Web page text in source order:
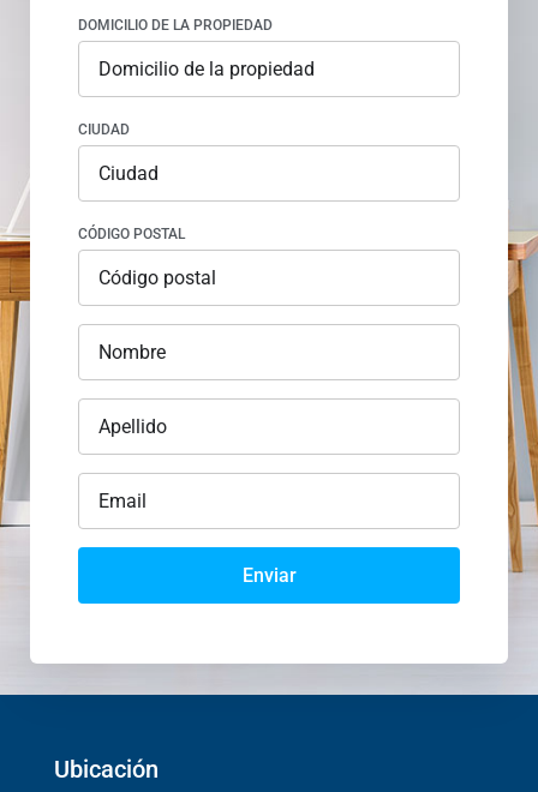
DOMICILIO DE LA PROPIEDAD
CIUDAD
CÓDIGO POSTAL
Enviar
Ubicación